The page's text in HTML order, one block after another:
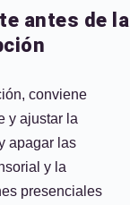
antes de la
conviene
y ajustar la
apagar las
y la
presenciales